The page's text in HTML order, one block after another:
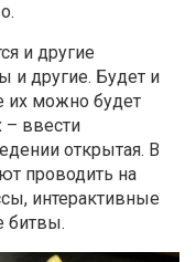
и другие
и другие. Будет и
их можно будет
– ввести
открытая. В
проводить на
интерактивные
битвы.